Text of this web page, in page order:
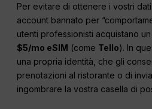
Per evitare di ottenere i vostri
account bannato per
utenti professionisti acquistano
$5/mo eSIM (come Tello). In
una propria identità, che gli
prenotazioni al ristorante o di
ingombrare la vostra casella di